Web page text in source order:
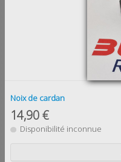
Noix de cardan
14,90 €
Disponibilité inconnue